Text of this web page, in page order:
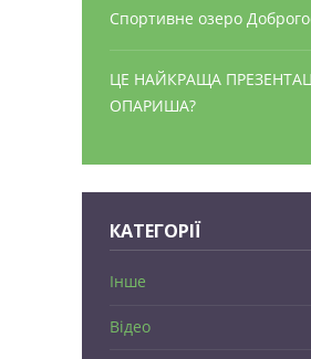
Спортивне озеро
ЦЕ НАЙКРАЩА
ОПАРИША?
КАТЕГОРІЇ
Інше
Відео